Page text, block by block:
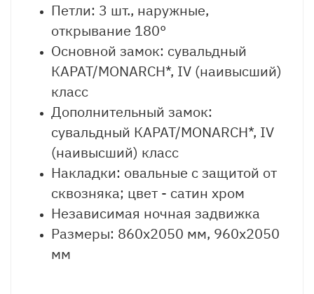
Петли: 3 шт., наружные,
открывание 180°
Основной замок: сувальдный
КАРАТ/MONARCH*, IV (наивысший)
класс
Дополнительный замок:
сувальдный КАРАТ/MONARCH*, IV
(наивысший) класс
Накладки: овальные с защитой от
сквозняка; цвет - сатин хром
Независимая ночная задвижка
Размеры: 860х2050 мм, 960х2050
мм